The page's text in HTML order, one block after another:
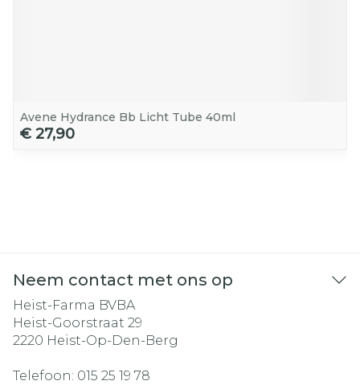
Avene Hydrance Bb Licht Tube 40ml
€ 27,90
Neem contact met ons op
Heist-Farma BVBA
Heist-Goorstraat 29
2220 Heist-Op-Den-Berg
Telefoon: 015 25 19 78